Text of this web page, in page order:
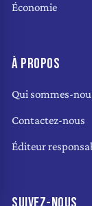
Économie
À PROPOS
Qui sommes-
Contactez-nous
Éditeur